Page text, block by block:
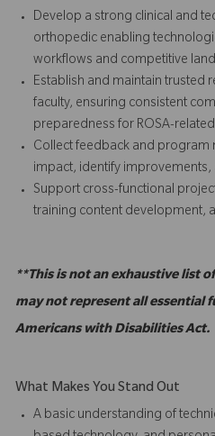
Develop a strong clinical and
orthopedic enabling
workflows and competitive
Establish and maintain trusted
faculty, ensuring consistent
preparedness for ROSA-
Collect feedback and program
impact, identify
Support cross-functional
training content development,
**This is not an exhaustive list
may not represent all essential
Americans with Disabilities Act.
What Makes You Stand Out
A basic understanding of